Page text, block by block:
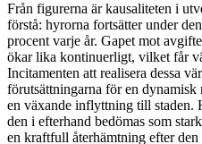
Från figurerna är kausaliteten i
förstå: hyrorna fortsätter under
procent varje år. Gapet mot
ökar lika kontinuerligt, vilket får
Incitamenten att realisera dessa
förutsättningarna för en
en växande inflyttning till staden.
den i efterhand bedömas som
en kraftfull återhämtning efter